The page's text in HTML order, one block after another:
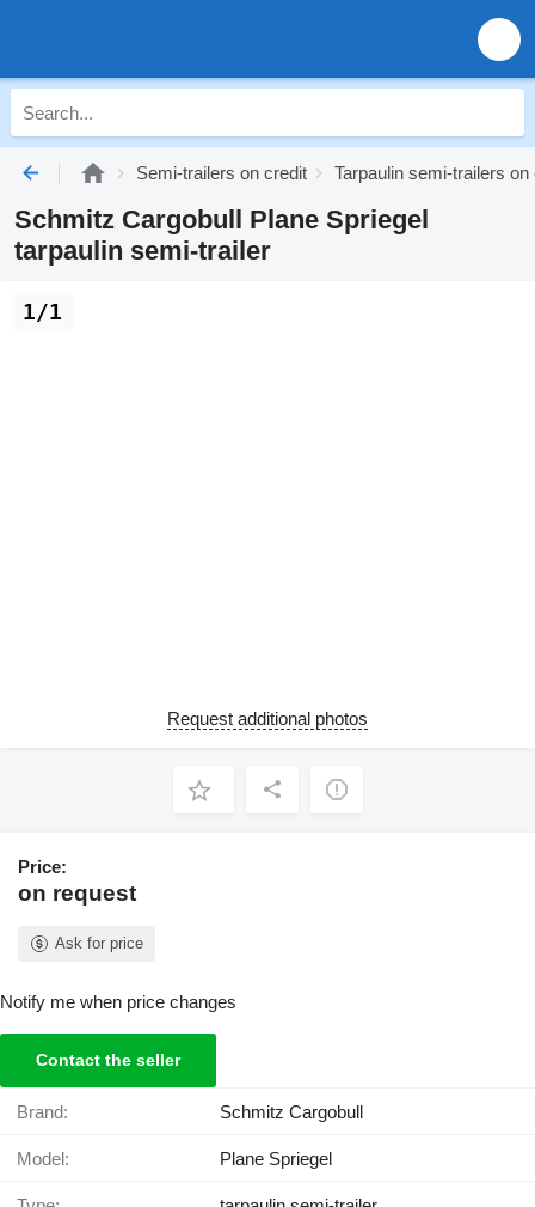
Semi-trailers on credit Tarpaulin semi-trailers on
Schmitz Cargobull Plane Spriegel
tarpaulin semi-trailer
1/1
Request additional photos
Price:
on request
Ask for price
Notify me when price changes
Contact the seller
Brand: Schmitz Cargobull
Model: Plane Spriegel